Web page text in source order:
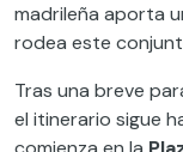
madrileña aporta
rodea este
Tras una breve
el itinerario sigue